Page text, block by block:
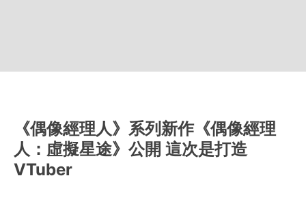
《偶像經理人》系列新作《偶像經理
人：虛擬星途》公開 這次是打造
VTuber